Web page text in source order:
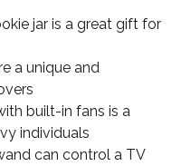
jar is a great gift for
a unique and
built-in fans is a
individuals
can control a TV